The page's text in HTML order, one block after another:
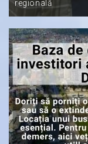
regională